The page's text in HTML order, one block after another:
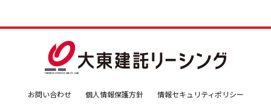
お問い合わせ 個人情報保護方針
情報セキュリティポリシー